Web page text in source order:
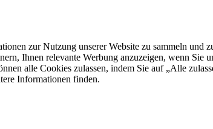
zur Nutzung unserer Website zu sammeln und
Ihnen relevante Werbung anzuzeigen, wenn
alle Cookies zulassen, indem Sie auf „Alle
Informationen finden.